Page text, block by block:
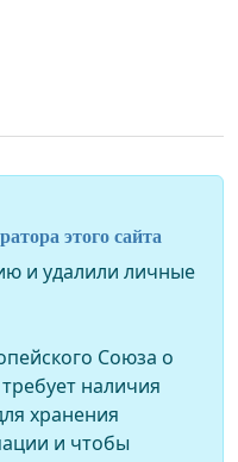
этого сайта
и удалили личные
Союза о
наличия
хранения
и чтобы